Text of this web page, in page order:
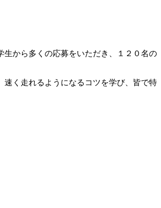
から多くの応募をいただき、１２０名の
く走れるようになるコツを学び、皆で特